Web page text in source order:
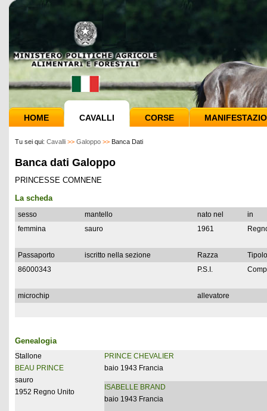
HOME CAVALLI CORSE
Tu sei qui: Cavalli >> Galoppo >> Banca Dati
Banca dati Galoppo
PRINCESSE COMNENE
La scheda
sesso mantello nato nel
in
femmina
sauro 1961
Passaporto iscritto nella sezione Razza
86000343
P.S.I.
microchip allevatore
Genealogia
Stallone
BEAU PRINCE
sauro
1952 Regno Unito
PRINCE CHEVALIER
baio 1943 Francia
ISABELLE BRAND
baio 1943 Francia